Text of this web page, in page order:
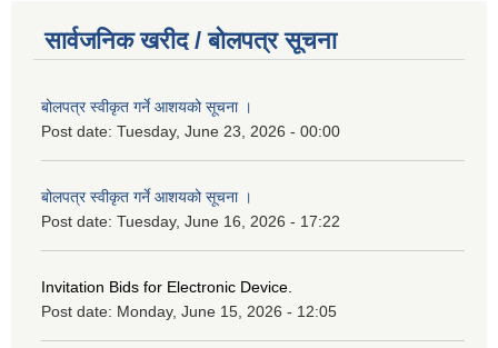
सार्वजनिक खरीद / बोलपत्र सूचना
बोलपत्र स्वीकृत गर्ने आशयको सूचना ।
Post date: Tuesday, June 23, 2026 - 00:00
बोलपत्र स्वीकृत गर्ने आशयको सूचना ।
Post date: Tuesday, June 16, 2026 - 17:22
Invitation Bids for Electronic Device.
Post date: Monday, June 15, 2026 - 12:05